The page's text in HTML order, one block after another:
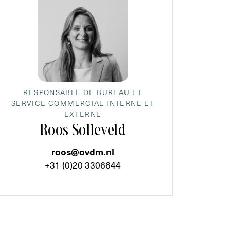
RESPONSABLE DE BUREAU ET
SERVICE COMMERCIAL INTERNE ET
EXTERNE
Roos Solleveld
roos@ovdm.nl
+31 (0)20 3306644